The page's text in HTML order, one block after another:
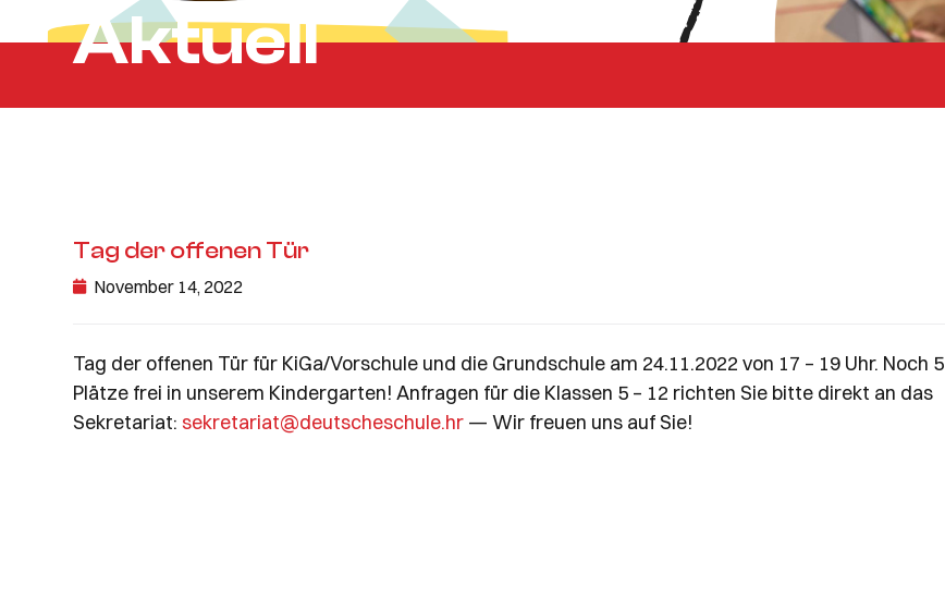
Aktuell
Tag der offenen Tür
November 14, 2022
Tag der offenen Tür für KiGa/Vorschule und die Grundschule am 24.11.2022 von 17 – 19 Uhr. Noch 5
Plätze frei in unserem Kindergarten! Anfragen für die Klassen 5 – 12 richten Sie bitte direkt an das
Sekretariat: sekretariat@deutscheschule.hr — Wir freuen uns auf Sie!